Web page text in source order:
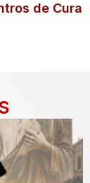
de Cura